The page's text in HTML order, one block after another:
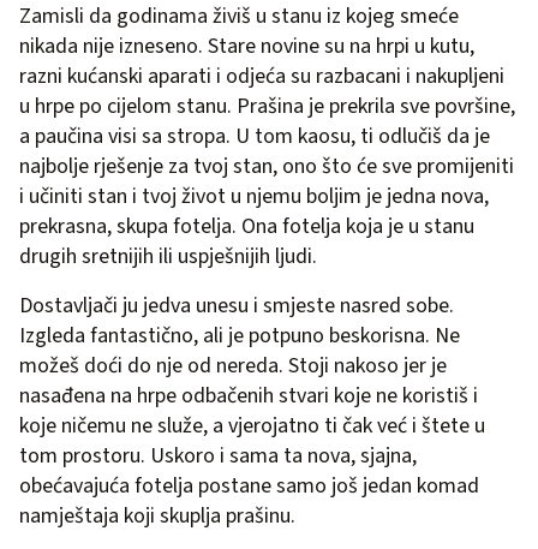
Zamisli da godinama živiš u stanu iz kojeg smeće
nikada nije izneseno. Stare novine su na hrpi u kutu,
razni kućanski aparati i odjeća su razbacani i nakupljeni
u hrpe po cijelom stanu. Prašina je prekrila sve površine,
a paučina visi sa stropa. U tom kaosu, ti odlučiš da je
najbolje rješenje za tvoj stan, ono što će sve promijeniti
i učiniti stan i tvoj život u njemu boljim je jedna nova,
prekrasna, skupa fotelja. Ona fotelja koja je u stanu
drugih sretnijih ili uspješnijih ljudi.
Dostavljači ju jedva unesu i smjeste nasred sobe.
Izgleda fantastično, ali je potpuno beskorisna. Ne
možeš doći do nje od nereda. Stoji nakoso jer je
nasađena na hrpe odbačenih stvari koje ne koristiš i
koje ničemu ne služe, a vjerojatno ti čak već i štete u
tom prostoru. Uskoro i sama ta nova, sjajna,
obećavajuća fotelja postane samo još jedan komad
namještaja koji skuplja prašinu.